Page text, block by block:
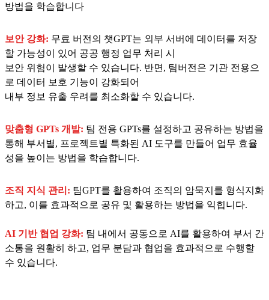
방법을 학습합니다
보안 강화: 무료 버전의 챗GPT는 외부 서버에 데이터를 저장
할 가능성이 있어 공공 행정 업무 처리 시
보안 위험이 발생할 수 있습니다. 반면, 팀버전은 기관 전용으
로 데이터 보호 기능이 강화되어
내부 정보 유출 우려를 최소화할 수 있습니다.
맞춤형 GPTs 개발: 팀 전용 GPTs를 설정하고 공유하는 방법을
통해 부서별, 프로젝트별 특화된 AI 도구를 만들어 업무 효율
성을 높이는 방법을 학습합니다.
조직 지식 관리: 팀GPT를 활용하여 조직의 암묵지를 형식지화
하고, 이를 효과적으로 공유 및 활용하는 방법을 익힙니다.
AI 기반 협업 강화: 팀 내에서 공동으로 AI를 활용하여 부서 간
소통을 원활히 하고, 업무 분담과 협업을 효과적으로 수행할
수 있습니다.